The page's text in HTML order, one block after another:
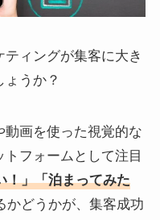
ィングが集客に大き
うか？
画を使った視覚的な
フォームとして注目
！」「泊まってみた
かどうかが、集客成功